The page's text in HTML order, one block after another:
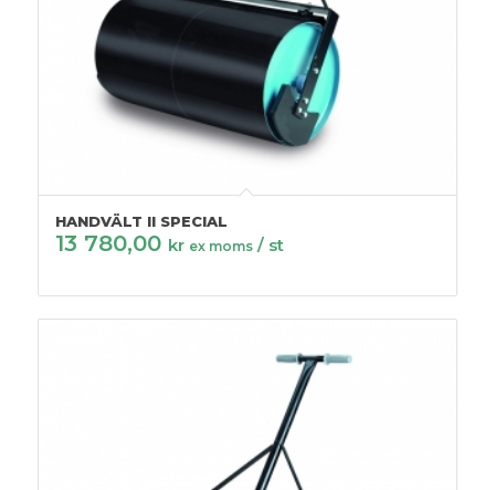
HANDVÄLT II SPECIAL
13 780,00 kr ex moms / st